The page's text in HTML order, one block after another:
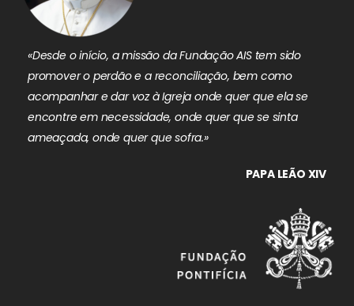
«Desde o início, a missão da Fundação AIS tem sido
promover o perdão e a reconciliação, bem como
acompanhar e dar voz à Igreja onde quer que ela se
encontre em necessidade, onde quer que se sinta
ameaçada, onde quer que sofra.»
PAPA LEÃO XIV